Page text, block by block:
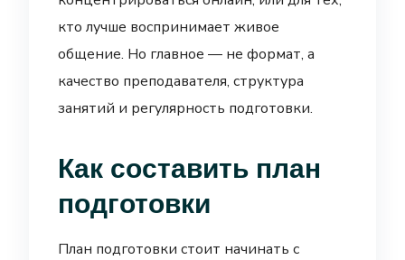
кто лучше воспринимает живое
общение. Но главное — не формат, а
качество преподавателя, структура
занятий и регулярность подготовки.
Как составить план
подготовки
План подготовки стоит начинать с